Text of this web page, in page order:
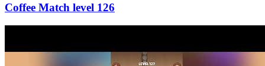
126